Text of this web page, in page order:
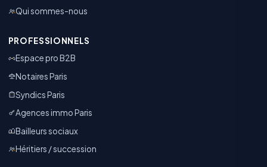
Qui sommes-nous
PROFESSIONNELS
Espace pro B2B
Notaires Paris
Syndics Paris
Agences immo Paris
Bailleurs sociaux
Héritiers / succession